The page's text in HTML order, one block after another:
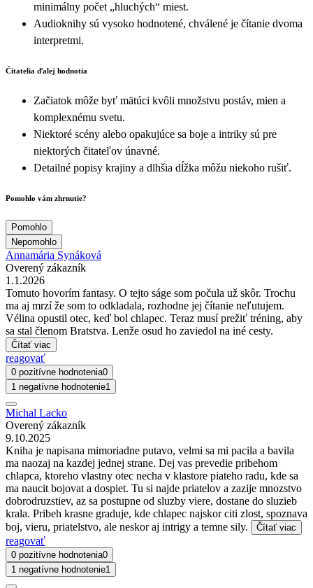
minimálny počet „hluchých“ miest.
Audioknihy sú vysoko hodnotené, chválené je čítanie dvoma
interpretmi.
Čitatelia ďalej hodnotia
Začiatok môže byť mätúci kvôli množstvu postáv, mien a
komplexnému svetu.
Niektoré scény alebo opakujúce sa boje a intriky sú pre
niektorých čitateľov únavné.
Detailné popisy krajiny a dlhšia dĺžka môžu niekoho rušiť.
Pomohlo vám zhrnutie?
Pomohlo
Nepomohlo
Annamária Synáková
Overený zákazník
1.1.2026
Tomuto hovorím fantasy. O tejto ságe som počula už skôr. Trochu
ma aj mrzí že som to odkladala, rozhodne jej čítanie neľutujem.
Vélina opustil otec, keď bol chlapec. Teraz musí prežiť tréning, aby
sa stal členom Bratstva. Lenže osud ho zaviedol na iné cesty.
Čítať viac
reagovať
0 pozitívne hodnotenia0
1 negatívne hodnotenie1
Michal Lacko
Overený zákazník
9.10.2025
Kniha je napisana mimoriadne putavo, velmi sa mi pacila a bavila
ma naozaj na kazdej jednej strane. Dej vas prevedie pribehom
chlapca, ktoreho vlastny otec necha v klastore piateho radu, kde sa
ma naucit bojovat a dospiet. Tu si najde priatelov a zazije mnozstvo
dobrodruzstiev, az sa postupne od sluzby viere, dostane do sluzieb
krala. Pribeh krasne graduje, kde chlapec najskor citi zlost, spoznava
boj, vieru, priatelstvo, ale neskor aj intrigy a temne sily.
Čítať viac
reagovať
0 pozitívne hodnotenia0
1 negatívne hodnotenie1